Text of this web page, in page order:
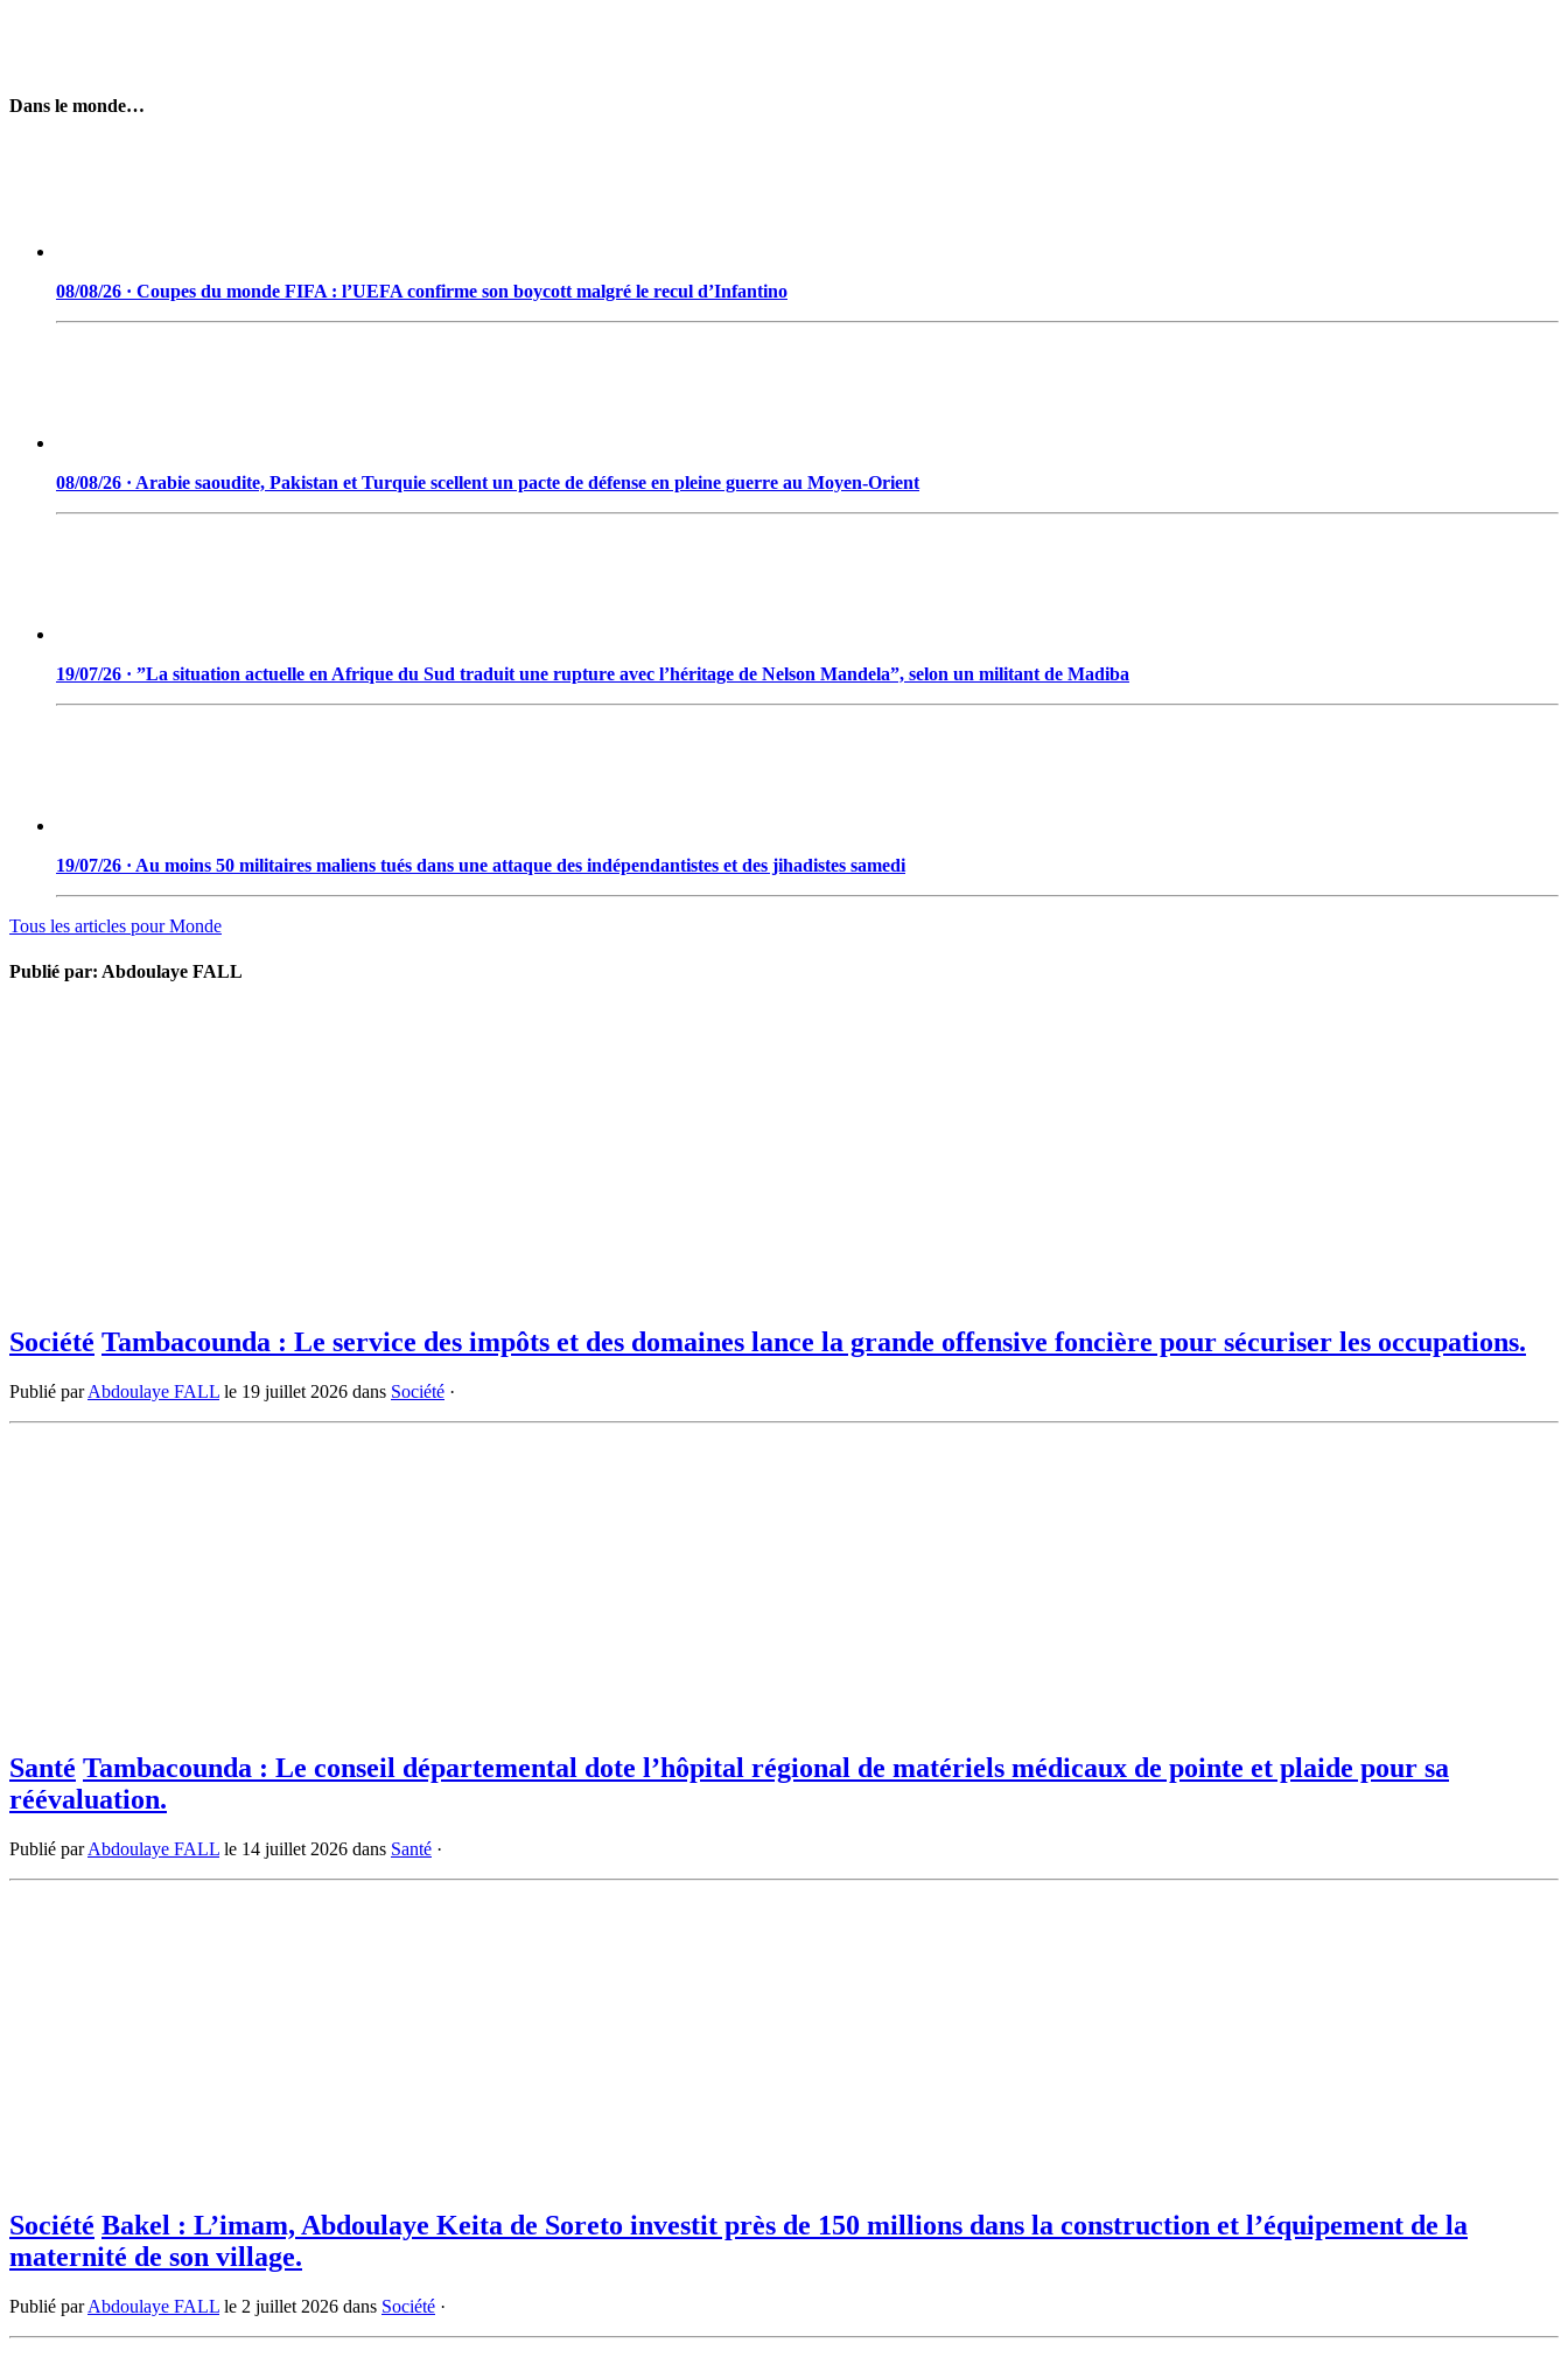
Dans le monde…
08/08/26 · Coupes du monde FIFA : l’UEFA confirme son boycott malgré le recul d’Infantino
08/08/26 · Arabie saoudite, Pakistan et Turquie scellent un pacte de défense en pleine guerre au Moyen-Orient
19/07/26 · ”La situation actuelle en Afrique du Sud traduit une rupture avec l’héritage de Nelson Mandela”, selon un militant de Madiba
19/07/26 · Au moins 50 militaires maliens tués dans une attaque des indépendantistes et des jihadistes samedi
Tous les articles pourMonde
Publié par: Abdoulaye FALL
Société Tambacounda : Le service des impôts et des domaines lance la grande offensive foncière pour sécuriser les occupations.
Publié parAbdoulaye FALL le 19 juillet 2026 dans Société ·
Santé Tambacounda : Le conseil départemental dote l’hôpital régional de matériels médicaux de pointe et plaide pour sa
réévaluation.
Publié parAbdoulaye FALL le 14 juillet 2026 dans Santé ·
Société Bakel : L’imam, Abdoulaye Keita de Soreto investit près de 150 millions dans la construction et l’équipement de la
maternité de son village.
Publié parAbdoulaye FALL le 2 juillet 2026 dans Société ·